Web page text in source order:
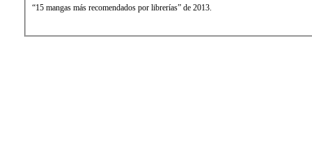
“15 mangas más recomendados por librerías” de 2013.